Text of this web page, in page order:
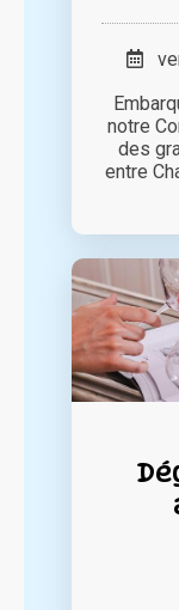
notre
des
entre